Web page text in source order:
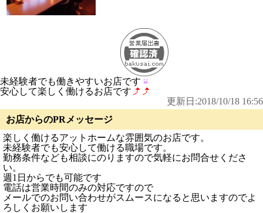
未経験者でも働きやすいお店です
安心して楽しく働けるお店です
更新日:2018/10/18 16:56
お店からのPRメッセージ
楽しく働けるアットホームな雰囲気のお店です。
未経験者でも安心して働ける職場です。
勤務条件なども相談にのりますので気軽にお問合せくださ
い。
週1日からでも可能です
電話は営業時間のみの対応ですので
メールでのお問い合わせがスムースになると思いますのでよ
ろしくお願いします